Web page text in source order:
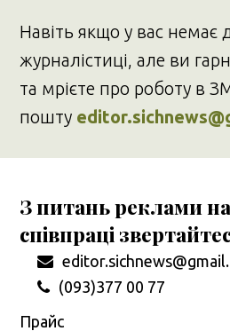
Навіть якщо у вас немає
журналістиці, але ви
та мрієте про роботу в
пошту
З питань реклами на
співпраці
(093)377 00 77
Прайс